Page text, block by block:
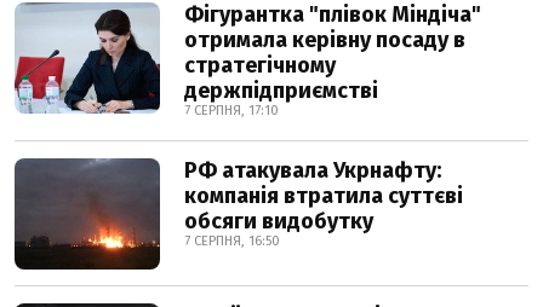
Фігурантка "плівок Міндіча"
отримала керівну посаду в
стратегічному
держпідприємстві
7 СЕРПНЯ, 17:10
РФ атакувала Укрнафту:
компанія втратила суттєві
обсяги видобутку
7 СЕРПНЯ, 16:50